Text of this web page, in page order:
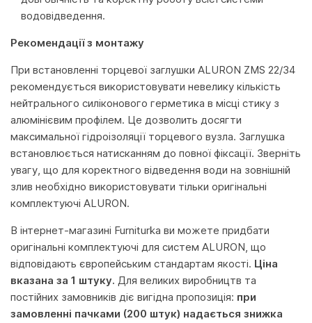
водовідведення.
Рекомендації з монтажу
При встановленні торцевої заглушки ALURON ZMS 22/34
рекомендується використовувати невелику кількість
нейтрального силіконового герметика в місці стику з
алюмінієвим профілем. Це дозволить досягти
максимальної гідроізоляції торцевого вузла. Заглушка
встановлюється натисканням до повної фіксації. Зверніть
увагу, що для коректного відведення води на зовнішній
злив необхідно використовувати тільки оригінальні
комплектуючі ALURON.
В інтернет-магазині Furniturka ви можете придбати
оригінальні комплектуючі для систем ALURON, що
відповідають європейським стандартам якості. Ціна
вказана за 1 штуку. Для великих виробництв та
постійних замовників діє вигідна пропозиція: при
замовленні пачками (200 штук) надається знижка